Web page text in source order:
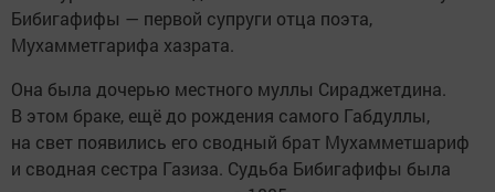
Бибигафифы — первой супруги отца поэта,
Мухамметгарифа хазрата.
Она была дочерью местного муллы Сираджетдина.
В этом браке, ещё до рождения самого Габдуллы,
на свет появились его сводный брат Мухамметшариф
и сводная сестра Газиза. Судьба Бибигафифы была